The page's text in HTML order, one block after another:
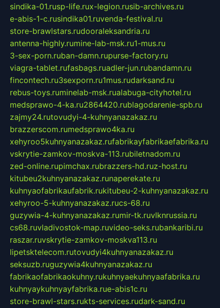
sindika-01.rusp-life.rux-legion.rusib-archives.ru
e-abis-1-c.rusindika01.ruvenda-festival.ru
store-brawlstars.rudooraleksandria.ru
antenna-highly.rumine-lab-msk.ru1-mus.ru
3-sex-porn.ruban-damn.rupurse-factory.ru
viagra-tablet.rufasbags.ruadler-jun.rubandamn.ru
fincontech.ru3sexporn.ru1mus.rudarksand.ru
rebus-toys.ruminelab-msk.rualabuga-cityhotel.ru
medsprawo-4-ka.ru2864420.rublagodarenie-spb.ru
zajmy24.rutovudyi-4-kuhnyanazakaz.ru
brazzerscom.rumedsprawo4ka.ru
xehyroo5kuhnyanazakaz.rufabrikayfabrikaefabrika.ru
vskrytie-zamkov-moskva-113.rubiletnadom.ru
zed-online.rupimchax.rubrazzers-hd.ruz-host.ru
kitubeu2kuhnyanazakaz.runaperekate.ru
kuhnyaofabrikaufabrik.rukitubeu-2-kuhnyanazakaz.ru
xehyroo-5-kuhnyanazakaz.rucs-68.ru
guzywia-4-kuhnyanazakaz.rumir-tk.ruvlknrussia.ru
cs68.ruvladivostok-map.ruvideo-seks.rubankaribi.ru
raszar.ruvskrytie-zamkov-moskva113.ru
lipetsktelecom.rutovudyi4kuhnyanazakaz.ru
seksuzb.ruguzywia4kuhnyanazakaz.ru
fabrikaofabrikaokuhny.rukuhnyaekuhnyaafabrika.ru
kuhnyaykuhnyayfabrika.rue-abis1c.ru
store-brawl-stars.rukts-services.rudark-sand.ru